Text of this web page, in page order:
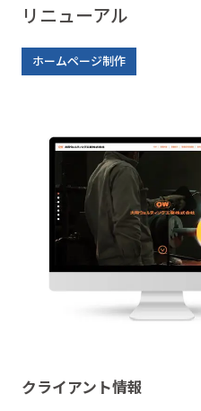
リニューアル
ホームページ制作
クライアント情報